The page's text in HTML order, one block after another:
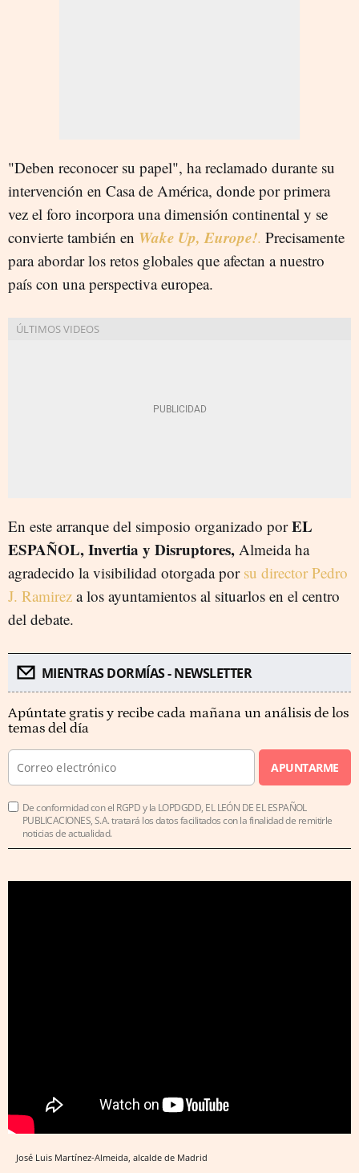
"Deben reconocer su papel", ha reclamado durante su
intervención en Casa de América, donde por primera
vez el foro incorpora una dimensión continental y se
convierte también en Wake Up, Europe!. Precisamente
para abordar los retos globales que afectan a nuestro
país con una perspectiva europea.
En este arranque del simposio organizado porEL
ESPAÑOL, Invertia y Disruptores, Almeida ha
agradecido la visibilidad otorgada porsu director Pedro
J. Ramirez a los ayuntamientos al situarlos en el centro
del debate.
MIENTRAS DORMÍAS - NEWSLETTER
Apúntate gratis y recibe cada mañana un análisis de los
temas del día
APUNTARME
De conformidad con el RGPD y la LOPDGDD, EL LEÓN DE EL ESPAÑOL
PUBLICACIONES, S.A. tratará los datos facilitados con la finalidad de remitirle
noticias de actualidad.
José Luis Martínez-Almeida, alcalde de Madrid